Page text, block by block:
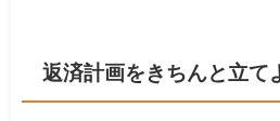
返済計画をきちんと立て